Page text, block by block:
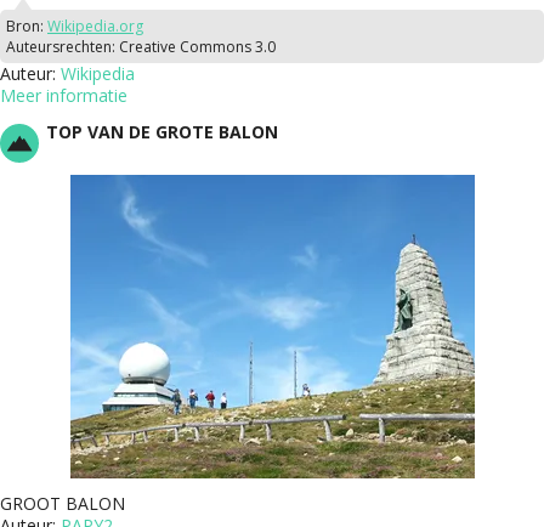
Bron: Wikipedia.org
Auteursrechten: Creative Commons 3.0
Auteur: Wikipedia
Meer informatie
TOP VAN DE GROTE BALON
GROOT BALON